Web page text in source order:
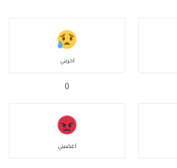
أحزنني
0
أغضبني